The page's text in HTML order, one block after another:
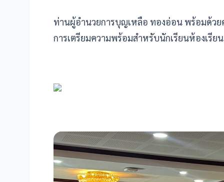
ท่านผู้อำนวยการบุญเหลือ ทองอ่อน พร้อมด้ว
การเตรียมความพร้อมสำหรับนักเรียนห้องเรี